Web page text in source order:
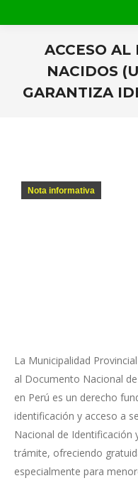
ACCESO AL
NACIDOS
GARANTIZA
Nota informativa
La Municipalidad
al Documento Nacional
en Perú es un derecho
identificación y acceso a
Nacional de Identificación
trámite, ofreciendo
especialmente para